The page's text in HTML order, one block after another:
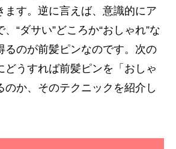
ます。逆に言えば、意識的にア
“ダサい”どころか“おしゃれ”な
るのが前髪ピンなのです。次の
どうすれば前髪ピンを「おしゃ
のか、そのテクニックを紹介し